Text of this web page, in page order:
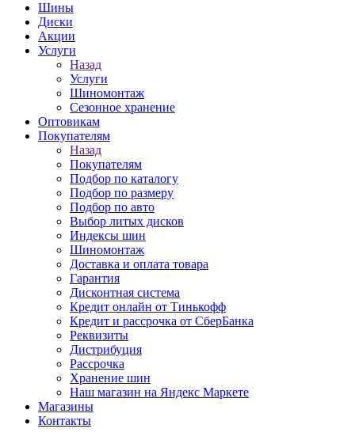
Шины
Диски
Акции
Услуги
Назад
Услуги
Шиномонтаж
Сезонное хранение
Оптовикам
Покупателям
Назад
Покупателям
Подбор по каталогу
Подбор по размеру
Подбор по авто
Выбор литых дисков
Индексы шин
Шиномонтаж
Доставка и оплата товара
Гарантия
Дисконтная система
Кредит онлайн от Тинькофф
Кредит и рассрочка от СберБанка
Реквизиты
Дистрибуция
Рассрочка
Хранение шин
Наш магазин на Яндекс Маркете
Магазины
Контакты